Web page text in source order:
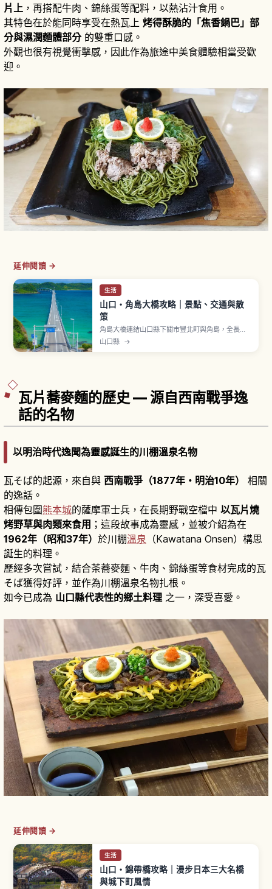
片上 ，再搭配牛肉、錦絲蛋等配料，以熱沾汁食用。
其特色在於能同時享受在熱瓦上 烤得酥脆的「焦香鍋巴」部
分與濕潤麵體部分的雙重口感。
外觀也很有視覺衝擊感，因此作為旅途中美食體驗相當受歡
迎。
延伸閱讀 →
生活
山口・角島大橋攻略｜景點、交通與散
策
角島大橋連結山口縣下關市豐北町與角島，全長
1,780公尺，2000年（平成12年）11月通車，通行
山口縣 →
瓦片蕎麥麵的歷史 — 源自西南戰爭逸
話的名物
以明治時代逸聞為靈感誕生的川棚溫泉名物
瓦そば的起源，來自與 西南戰爭（1877年・明治10年）
相關
的逸話。
相傳包圍熊本城的薩摩軍士兵，在長期野戰空檔中 以瓦片燒
烤野草與肉類來食用 ；這段故事成為靈感，並被介紹為在
1962年（昭和37年） 於川棚溫泉 （Kawatana Onsen）構思
誕生的料理。
歷經多次嘗試，結合茶蕎麥麵、牛肉、錦絲蛋等食材完成的瓦
そば獲得好評，並作為川棚溫泉名物扎根。
如今已成為 山口縣代表性的鄉土料理 之一，深受喜愛。
延伸閱讀 →
生活
山口・錦帶橋攻略｜漫步日本三大名橋
與城下町風情